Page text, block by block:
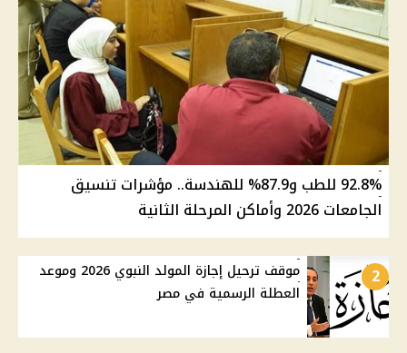
92.8% للطب و87.9% للهندسة.. مؤشرات تنسيق
الجامعات 2026 وأماكن المرحلة الثانية
2
موقف ترحيل إجازة المولد النبوي 2026 وموعد
العطلة الرسمية في مصر